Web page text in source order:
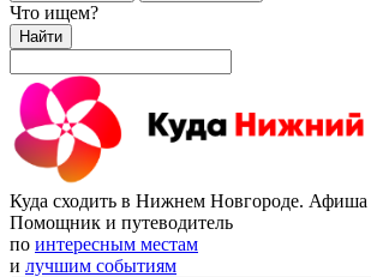
Что ищем?
Найти
Куда сходить в Нижнем Новгороде. Афиша
Помощник и путеводитель
по интересным местам
и лучшим событиям